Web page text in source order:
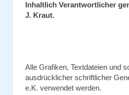
Inhaltlich Verantwortlicher
J. Kraut.
Alle Grafiken, Textdateien und
ausdrücklicher schriftlicher
e.K. verwendet werden.